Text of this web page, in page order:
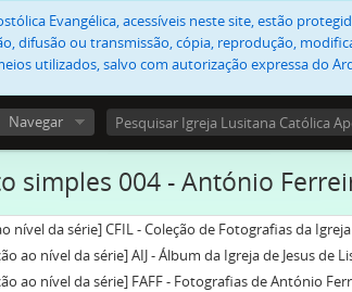
Evangélica, acessíveis neste site, estão
difusão ou transmissão, cópia, reprodução,
utilizados, salvo com autorização expressa do
Navegar
simples 004 - António
nível da série] CFIL - Coleção de Fotografias da
ao nível da série] AIJ - Álbum da Igreja de Jesus de
ao nível da série] FAFF - Fotografias de António